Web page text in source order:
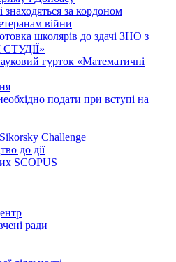
за кордоном
війни
школярів до здачі ЗНО з
СТУДІЇ»
гурток «Математичні
подати при вступі на
Challenge
до дії
SCOPUS
ради